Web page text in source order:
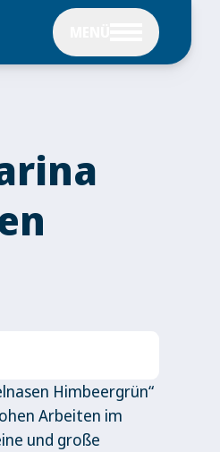
Himbeergrün“
Arbeiten im
und große